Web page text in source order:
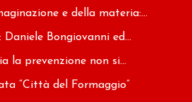
e della materia:...
Daniele Bongiovanni ed...
la prevenzione non si...
“Città del Formaggio”